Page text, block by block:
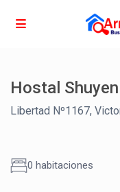
Hostal
Libertad Nº1167,
0 habitaciones